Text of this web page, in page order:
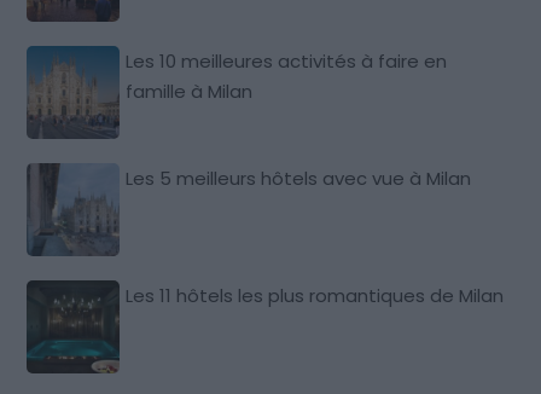
Les 10 meilleures activités à faire en
famille à Milan
Les 5 meilleurs hôtels avec vue à Milan
Les 11 hôtels les plus romantiques de Milan